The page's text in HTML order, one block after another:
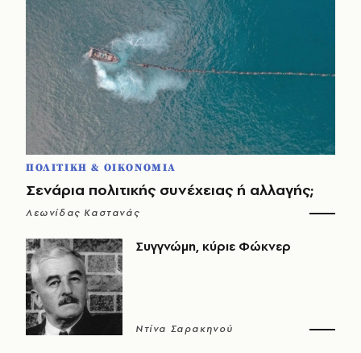
ΠΟΛΙΤΙΚΗ & ΟΙΚΟΝΟΜΙΑ
Σενάρια πολιτικής συνέχειας ή αλλαγής;
Λεωνίδας Καστανάς
Συγγνώμη, κύριε Φώκνερ
Ντίνα Σαρακηνού